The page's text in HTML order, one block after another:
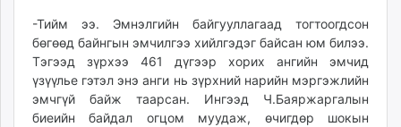
-Тийм ээ. Эмнэлгийн байгууллагаад тогтоогдсон
бөгөөд байнгын эмчилгээ хийлгэдэг байсан юм билээ.
Тэгээд зүрхээ 461 дүгээр хорих ангийн эмчид
үзүүлье гэтэл энэ анги нь зүрхний нарийн мэргэжлийн
эмчгүй байж таарсан. Ингээд Ч.Баяржаргалын
биеийн байдал огцом муудаж, өчигдөр шокын